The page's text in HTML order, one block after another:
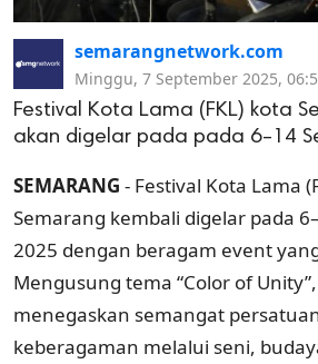
semarangnetwork.com
Minggu, 7 September 2025,
Festival Kota Lama (FKL) kota
akan digelar pada pada 6–14
SEMARANG - Festival Kota Lama
Semarang kembali digelar pada
2025 dengan beragam event
Mengusung tema “Color of
menegaskan semangat
keberagaman melalui seni,